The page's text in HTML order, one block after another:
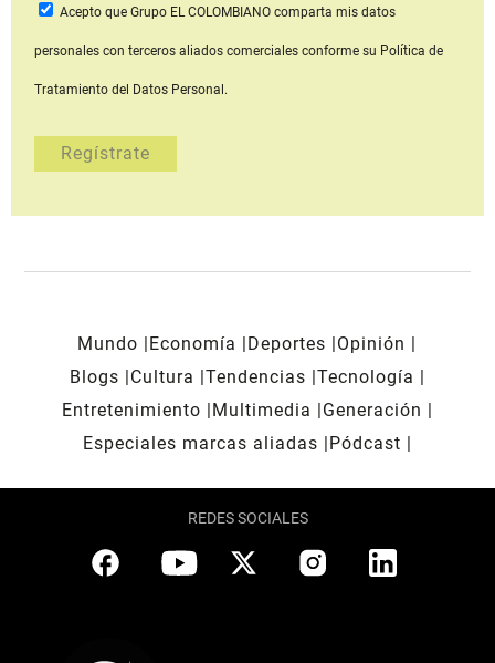
Acepto que Grupo EL COLOMBIANOcomparta mis datos
personales con terceros aliados comerciales conforme su Política de
Tratamiento del Datos Personal.
Mundo Economía Deportes
Opinión
Blogs
Cultura Tendencias Tecnología
Entretenimiento
Multimedia
Generación
Especiales marcas aliadas
Pódcast
REDES SOCIALES